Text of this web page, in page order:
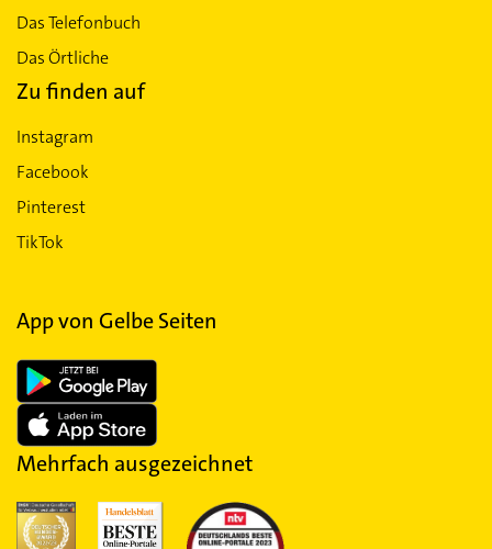
Das Telefonbuch
Das Örtliche
Zu finden auf
Instagram
Facebook
Pinterest
TikTok
App von Gelbe Seiten
Mehrfach ausgezeichnet